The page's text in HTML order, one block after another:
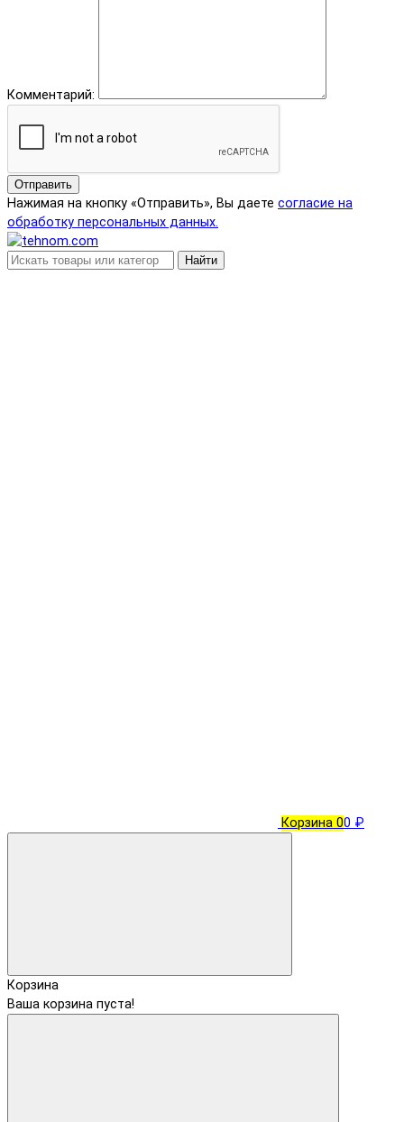
Комментарий:
Отправить
Нажимая на кнопку «Отправить», Вы даете согласие на
обработку персональных данных.
Найти
Корзина 00 ₽
Корзина
Ваша корзина пуста!